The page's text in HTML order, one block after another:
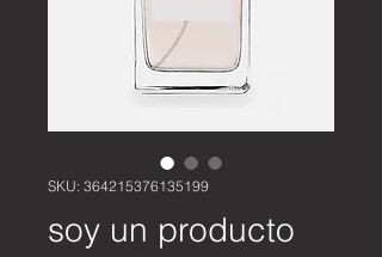
SKU: 364215376135199
soy un producto